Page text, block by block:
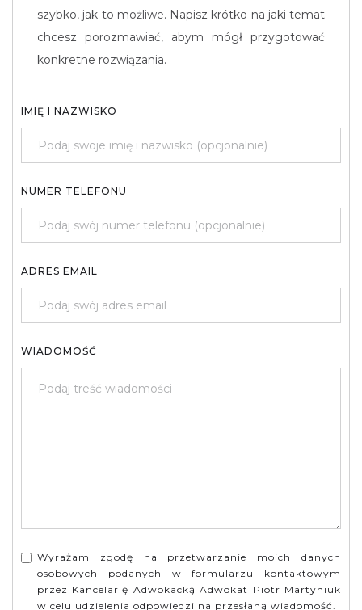
szybko, jak to możliwe. Napisz krótko na jaki temat
chcesz porozmawiać, abym mógł przygotować
konkretne rozwiązania.
IMIĘ I NAZWISKO
NUMER TELEFONU
ADRES EMAIL
WIADOMOŚĆ
Wyrażam zgodę na przetwarzanie moich danych
osobowych podanych w formularzu kontaktowym
przez Kancelarię Adwokacką Adwokat Piotr Martyniuk
w celu udzielenia odpowiedzi na przesłaną wiadomość.